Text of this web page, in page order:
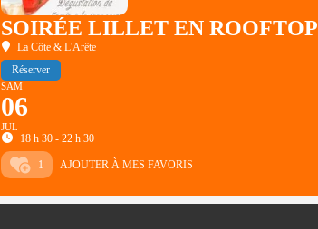
SOIRÉE LILLET EN ROOFTOP
La Côte & L'Arête
Réserver
SAM
06
JUL
18 h 30 - 22 h 30
1 AJOUTER À MES FAVORIS